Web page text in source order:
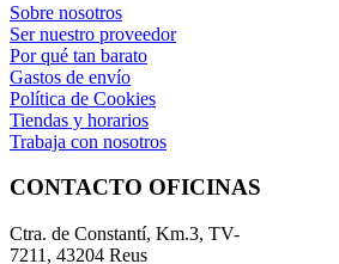
Sobre nosotros
Ser nuestro proveedor
Por qué tan barato
Gastos de envío
Política de Cookies
Tiendas y horarios
Trabaja con nosotros
CONTACTO OFICINAS
Ctra. de Constantí, Km.3, TV-
7211, 43204 Reus